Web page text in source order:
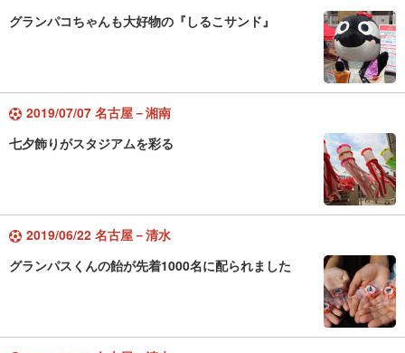
グランパコちゃんも大好物の『しるこサンド』
2019/07/07 名古屋－湘南
七夕飾りがスタジアムを彩る
2019/06/22 名古屋－清水
グランパスくんの飴が先着1000名に配られました